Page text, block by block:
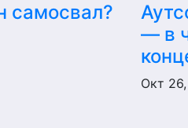
самосвал?
— в
Окт